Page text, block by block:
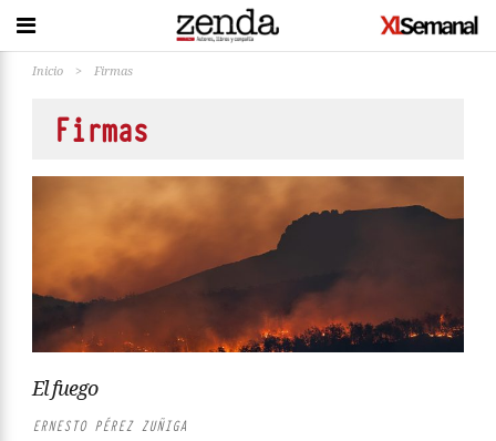
Inicio > Firmas
Firmas
El fuego
ERNESTO PÉREZ ZUÑIGA